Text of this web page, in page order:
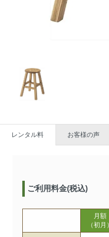
レンタル料 お客様の声
ご利用料金(税込)
月額
（初月）